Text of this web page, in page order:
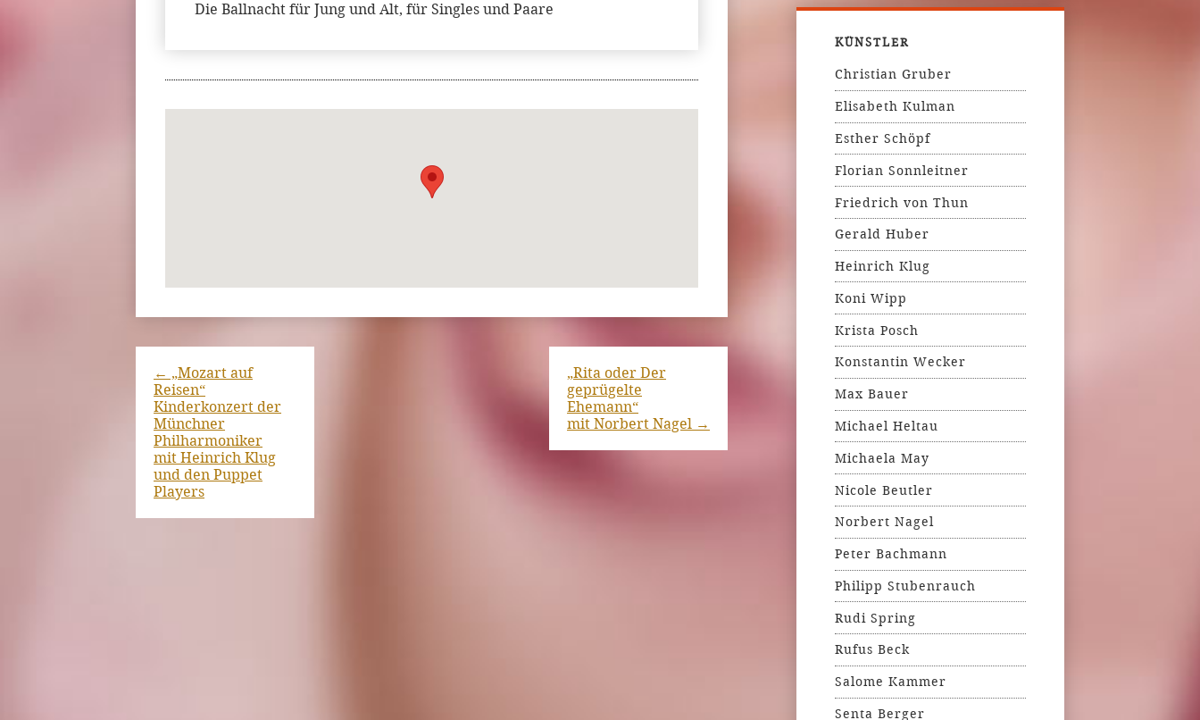
Die Ballnacht für Jung und Alt, für Singles und Paare
← „Mozart auf
Reisen“
Kinderkonzert der
Münchner
Philharmoniker
mit Heinrich Klug
und den Puppet
Players
„Rita oder Der
geprügelte
Ehemann“
mit Norbert Nagel →
KÜNSTLER
Christian Gruber
Elisabeth Kulman
Esther Schöpf
Florian Sonnleitner
Friedrich von Thun
Gerald Huber
Heinrich Klug
Koni Wipp
Krista Posch
Konstantin Wecker
Max Bauer
Michael Heltau
Michaela May
Nicole Beutler
Norbert Nagel
Peter Bachmann
Philipp Stubenrauch
Rudi Spring
Rufus Beck
Salome Kammer
Senta Berger